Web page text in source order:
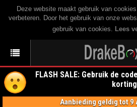
Deze website maakt gebruik van
verbeteren. Door het gebruik van onze
gebruik van cookies. Lees
FLASH SALE: Gebruik de code
Aanbieding geldig tot 9